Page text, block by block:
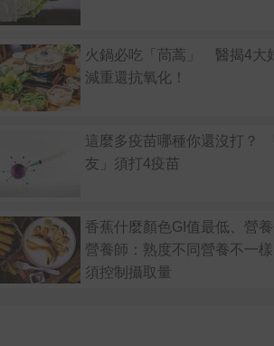
火鍋必吃「茼蒿」 醫揭4大
減重還抗氧化！
這麼多疫苗哪種你還沒打？
友」須打4疫苗
香蕉什麼顏色GI值最低、營
營養師：熟度不同營養不一
須控制攝取量